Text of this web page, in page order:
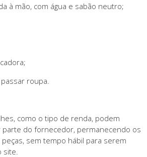
à mão, com água e sabão neutro;
roupa.
como o tipo de renda, podem
do fornecedor, permanecendo os
sem tempo hábil para serem